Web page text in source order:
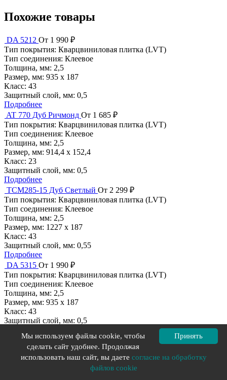
Похожие товары
DA 5212 От 1 990 ₽
Тип покрытия: Кварцвиниловая плитка (LVT)
Тип соединения: Клеевое
Толщина, мм: 2,5
Размер, мм: 935 х 187
Класс: 43
Защитный слой, мм: 0,5
Подробнее
AT 770 Дуб Ричмонд От 1 685 ₽
Тип покрытия: Кварцвиниловая плитка (LVT)
Тип соединения: Клеевое
Толщина, мм: 2,5
Размер, мм: 914,4 х 152,4
Класс: 23
Защитный слой, мм: 0,5
Подробнее
TCM285-15 Дуб Светлый От 2 299 ₽
Тип покрытия: Кварцвиниловая плитка (LVT)
Тип соединения: Клеевое
Толщина, мм: 2,5
Размер, мм: 1227 х 187
Класс: 43
Защитный слой, мм: 0,55
Подробнее
DA 5315 От 1 990 ₽
Тип покрытия: Кварцвиниловая плитка (LVT)
Тип соединения: Клеевое
Толщина, мм: 2,5
Размер, мм: 935 х 187
Класс: 43
Защитный слой, мм: 0,5
DA 7011От 1 990 ₽
Тип покрытия: Кварцвиниловая плитка (LVT)
Тип соединения: Клеевое
Принять
Мы используем файлы cookie, чтобы
сделать сайт удобнее. Продолжая
использовать наш сайт, вы даете согласие на обработку
файлов cookie